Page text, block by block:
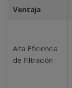
Ventaja
Alta Eficiencia
de Filtración